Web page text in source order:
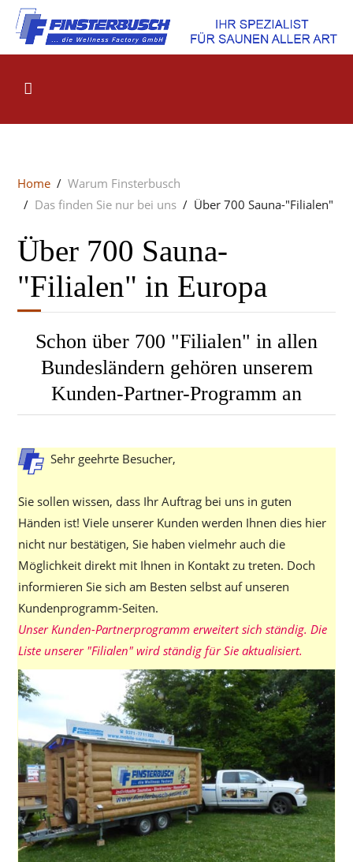
Home
Warum Finsterbusch
Das finden Sie nur bei uns
Über 700 Sauna-"Filialen"
Über 700 Sauna-
"Filialen" in Europa
Schon über 700 "Filialen" in allen
Bundesländern gehören unserem
Kunden-Partner-Programm an
Sehr geehrte Besucher,
Sie sollen wissen, dass Ihr Auftrag bei uns in guten
Händen ist! Viele unserer Kunden werden Ihnen dies hier
nicht nur bestätigen, Sie haben vielmehr auch die
Möglichkeit direkt mit Ihnen in Kontakt zu treten. Doch
informieren Sie sich am Besten selbst auf unseren
Kundenprogramm-Seiten.
Unser Kunden-Partnerprogramm erweitert sich ständig. Die
Liste unserer "Filialen" wird ständig für Sie aktualisiert.